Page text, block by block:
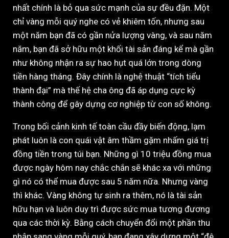
nhất chính là bỏ qua sức mạnh của sự đều đặn. Một
chỉ vàng mỗi quý nghe có vẻ khiêm tốn, nhưng sau
một năm bạn đã có gần nửa lượng vàng, và sau năm
năm, bạn đã sở hữu một khối tài sản đáng kể mà gần
như không nhận ra sự hao hụt quá lớn trong dòng
tiền hàng tháng. Đây chính là nghệ thuật “tích tiểu
thành đại” mà thế hệ cha ông đã áp dụng cực kỳ
thành công để gây dựng cơ nghiệp từ con số không.
Trong bối cảnh kinh tế toàn cầu đầy biến động, lạm
phát luôn là con quái vật âm thầm gặm nhấm giá trị
đồng tiền trong túi bạn. Những gì 10 triệu đồng mua
được ngày hôm nay chắc chắn sẽ khác xa với những
gì nó có thể mua được sau 5 năm nữa. Nhưng vàng
thì khác. Vàng không tự sinh ra thêm, nó là tài sản
hữu hạn và luôn duy trì được sức mua tương đương
qua các thời kỳ. Bằng cách chuyển đổi một phần thu